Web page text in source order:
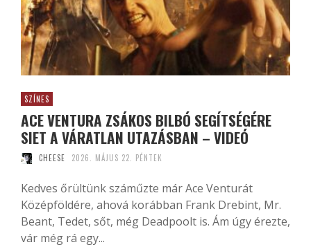
SZÍNES
ACE VENTURA ZSÁKOS BILBÓ SEGÍTSÉGÉRE
SIET A VÁRATLAN UTAZÁSBAN – VIDEÓ
CHEESE 2026. MÁJUS 22. PÉNTEK
Kedves őrültünk száműzte már Ace Venturát
Középföldére, ahová korábban Frank Drebint, Mr.
Beant, Tedet, sőt, még Deadpoolt is. Ám úgy érezte,
vár még rá egy...